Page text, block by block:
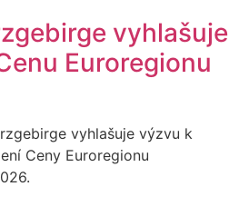
vyhlašuje
Euroregionu
vyhlašuje výzvu k
Ceny Euroregionu